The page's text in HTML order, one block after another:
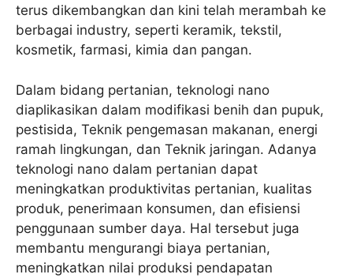
terus dikembangkan dan kini telah merambah ke
berbagai industry, seperti keramik, tekstil,
kosmetik, farmasi, kimia dan pangan.
Dalam bidang pertanian, teknologi nano
diaplikasikan dalam modifikasi benih dan pupuk,
pestisida, Teknik pengemasan makanan, energi
ramah lingkungan, dan Teknik jaringan. Adanya
teknologi nano dalam pertanian dapat
meningkatkan produktivitas pertanian, kualitas
produk, penerimaan konsumen, dan efisiensi
penggunaan sumber daya. Hal tersebut juga
membantu mengurangi biaya pertanian,
meningkatkan nilai produksi pendapatan